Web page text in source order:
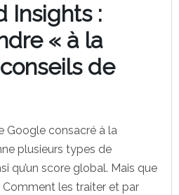
Insights :
« à la
de
Google consacré à la
plusieurs types de
qu’un score global. Mais que
les traiter et par